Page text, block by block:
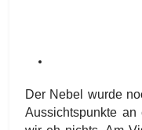
Der Nebel wurde
Aussichtspunkte